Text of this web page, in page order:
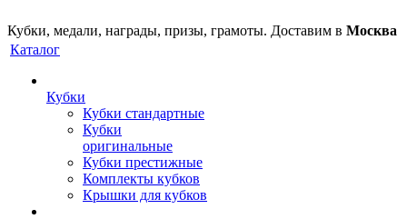
Кубки, медали, награды, призы, грамоты. Доставим в Москва
Каталог
Кубки
Кубки стандартные
Кубки
оригинальные
Кубки престижные
Комплекты кубков
Крышки для кубков